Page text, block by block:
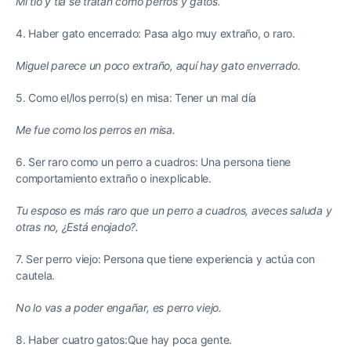
4. Haber gato encerrado: Pasa algo muy extraño, o raro.
Miguel parece un poco extraño, aquí hay gato enverrado.
5. Como el/los perro(s) en misa: Tener un mal día
Me fue como los perros en misa.
6. Ser raro como un perro a cuadros: Una persona tiene
comportamiento extraño o inexplicable.
Tu esposo es más raro que un perro a cuadros, aveces saluda y
otras no, ¿Está enojado?.
7. Ser perro viejo: Persona que tiene experiencia y actúa con
cautela.
No lo vas a poder engañar, es perro viejo.
8. Haber cuatro gatos:Que hay poca gente.